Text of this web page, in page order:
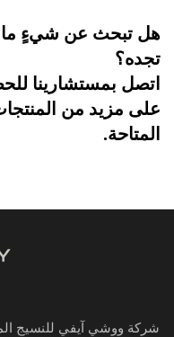
هل تبحث عن شيءٍ ما
تجده؟
اتصل بمستشارينا
على مزيد من
المتاحة.
شركة ووشي آيفي للنسيج